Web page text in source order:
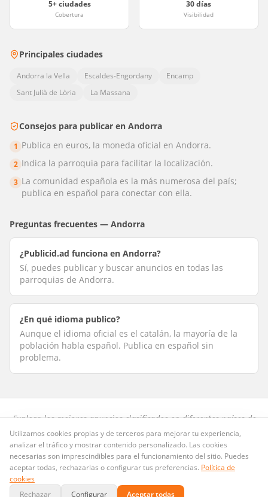
5+ ciudades
Cobertura
30 días
Visibilidad
Principales ciudades
Andorra la Vella Escaldes-Engordany
Encamp
Sant Julià de Lòria
La Massana
Consejos para publicar en Andorra
1 Publica en euros, la moneda oficial en Andorra.
2 Indica la parroquia para facilitar la localización.
3 La comunidad española es la más numerosa del país;
publica en español para conectar con ella.
Preguntas frecuentes — Andorra
¿Publicid.ad funciona en Andorra?
Sí, puedes publicar y buscar anuncios en todas las
parroquias de Andorra.
¿En qué idioma publico?
Aunque el idioma oficial es el catalán, la mayoría de la
población habla español. Publica en español sin
problema.
Explora los mejores anuncios clasificados en diferentes países de
habla hispana.
Preguntas frecuentes·Privacidad·Términos·Cookies
Publicid.ad· Dominio LLC · Copyright ©2026. Todos los derechos
@Publicid_ad
Pagos seguros con
Utilizamos cookies propias y de terceros para mejorar tu experiencia,
analizar el tráfico y mostrar contenido personalizado. Las cookies
necesarias son imprescindibles para el funcionamiento del sitio. Puedes
aceptar todas, rechazarlas o configurar tus preferencias. Política de
cookies
Rechazar
Configurar Aceptar todas